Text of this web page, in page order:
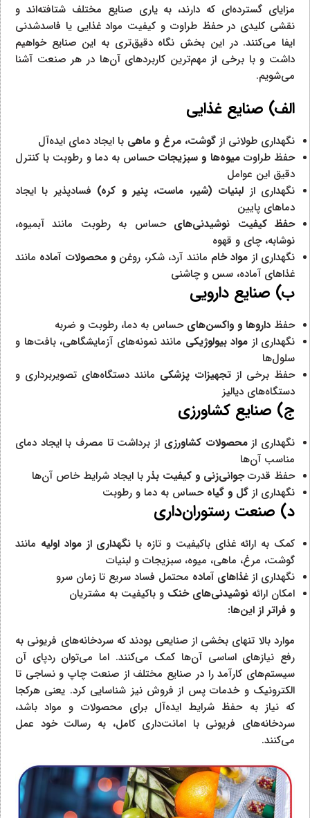
مزایای گسترده‌ای که دارند، به یاری صنایع مختلف شتافته‌اند و
نقشی کلیدی در حفظ طراوت و کیفیت مواد غذایی یا فاسدشدنی
ایفا می‌کنند. در این بخش نگاه دقیق‌تری به این صنایع خواهیم
داشت و با برخی از مهم‌ترین کاربردهای آن‌ها در هر صنعت آشنا
می‌شویم.
الف) صنایع غذایی
نگهداری طولانی از گوشت، مرغ و ماهی با ایجاد دمای ایده‌آل
حفظ طراوت میوه‌ها و سبزیجاتحساس به دما و رطوبت با کنترل
دقیق این عوامل
نگهداری از لبنیات (شیر، ماست، پنیر و کره) فسادپذیر با ایجاد
دماهای پایین
حفظ کیفیت نوشیدنی‌هایحساس به رطوبت مانند آبمیوه،
نوشابه، چای و قهوه
نگهداری از مواد خام مانند آرد، شکر، روغن و محصولات آماده مانند
غذاهای آماده، سس و چاشنی
ب) صنایع دارویی
حفظ داروها و واکسن‌هایحساس به دما، رطوبت و ضربه
نگهداری از مواد بیولوژیکی مانند نمونه‌های آزمایشگاهی، بافت‌ها و
سلول‌ها
حفظ برخی از تجهیزات پزشکی مانند دستگاه‌های تصویربرداری و
دستگاه‌های دیالیز
ج) صنایع کشاورزی
نگهداری از محصولات کشاورزی از برداشت تا مصرف با ایجاد دمای
مناسب آن‌ها
حفظ قدرتجوانی‌زنی و کیفیت بذر با ایجاد شرایط خاص آن‌ها
نگهداری از گل و گیاه حساس به دما و رطوبت
د) صنعت رستوران‌داری
کمک به ارائه غذای باکیفیت و تازه با نگهداری از مواد اولیه مانند
گوشت، مرغ، ماهی، میوه، سبزیجات و لبنیات
نگهداری از غذاهای آماده محتمل فساد سریع تا زمان سرو
امکان ارائه نوشیدنی‌های خنک و باکیفیت به مشتریان
و فراتر از این‌ها:
موارد بالا تنهای بخشی از صنایعی بودند که سردخانه‌های فریونی به
رفع نیازهای اساسی آن‌ها کمک می‌کنند. اما می‌توان ردپای آن
سیستم‌های کارآمد را در صنایع مختلف از صنعت چاپ و نساجی تا
الکترونیک و خدمات پس از فروش نیز شناسایی کرد. یعنی هرکجا
که نیاز به حفظ شرایط ایده‌آل برای محصولات و مواد باشد،
سردخانه‌های فریونی با امانت‌داری کامل، به رسالت خود عمل
می‌کنند.